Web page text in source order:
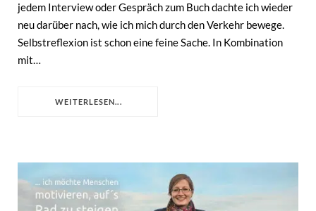
jedem Interview oder Gespräch zum Buch dachte ich wieder
neu darüber nach, wie ich mich durch den Verkehr bewege.
Selbstreflexion ist schon eine feine Sache. In Kombination
mit…
WEITERLESEN...